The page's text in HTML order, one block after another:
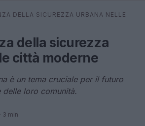
⌕ ×
DELLA SICUREZZA URBANA NELLE
della sicurezza
città moderne
è un tema cruciale per il futuro
delle loro comunità.
· 3 min